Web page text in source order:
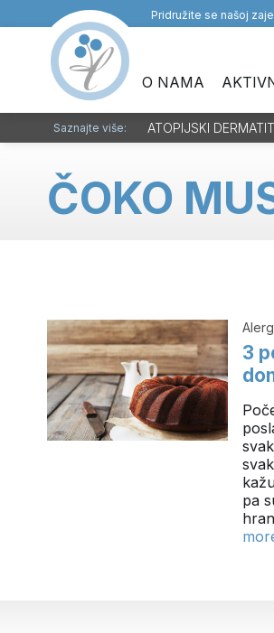
Pridružite se našoj
O NAMA
Saznajte više: ATOPIJSKI
ČOKO
3
pa